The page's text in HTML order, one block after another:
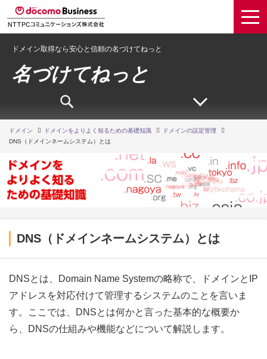
ドメイン取得なら安心と信頼の名づけてねっと
名づけてねっと
ドメイン ドメインをよりよく知るための基礎知識
ドメインの設定管理
DNS（ドメインネームシステム）とは
DNS（ドメインネームシステム）とは
DNSとは、Domain Name Systemの略称で、ドメインとIP
アドレスを対応付けて管理するシステムのことを言いま
す。ここでは、DNSとは何かと言った基本的な概要か
ら、DNSの仕組みや機能などについて解説します。